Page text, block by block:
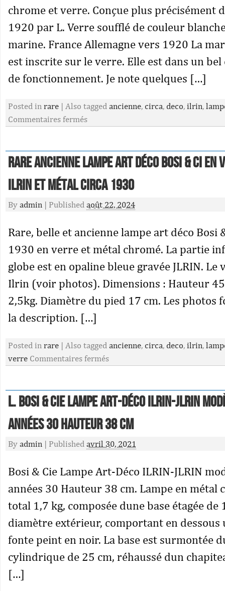
chrome et verre. Conçue plus précisément
1920 par L. Verre soufflé de couleur
marine. France Allemagne vers 1920 La
est inscrite sur le verre. Elle est dans un
de fonctionnement. Je note quelques […]
Posted in rare | Also tagged ancienne, circa, deco, ilrin,
Commentaires fermés
RARE ANCIENNE LAMPE Art Déco Bosi & Ci en
ILRIN et Métal Circa 1930
By admin | Published août 22, 2024
Rare, belle et ancienne lampe art déco Bosi
1930 en verre et métal chromé. La partie
globe est en opaline bleue gravée JLRIN. Le
Ilrin (voir photos). Dimensions : Hauteur
2,5kg. Diamètre du pied 17 cm. Les photos
la description. […]
Posted in rare | Also tagged ancienne, circa, deco, ilrin,
verre Commentaires fermés
L. Bosi & Cie Lampe Art-Déco ILRIN-JLRIN
années 30 Hauteur 38 cm
By admin | Published avril 30, 2021
Bosi & Cie Lampe Art-Déco ILRIN-JLRIN
années 30 Hauteur 38 cm. Lampe en métal
total 1,7 kg, composée dune base étagée de
diamètre extérieur, comportant en dessous
fonte peint en noir. La base est surmontée
cylindrique de 25 cm, réhaussé dun
[…]